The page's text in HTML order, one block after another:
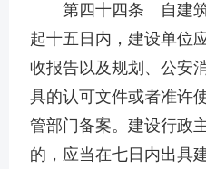
第四十四条 自建筑
起十五日内，建设单位
收报告以及规划、公安
具的认可文件或者准许
管部门备案。建设行政
的，应当在七日内出具